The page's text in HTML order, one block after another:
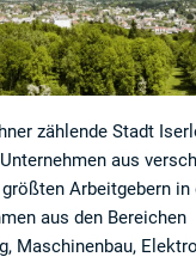
zählende Stadt
aus
Arbeitgebern in
aus den Bereichen
Maschinenbau,